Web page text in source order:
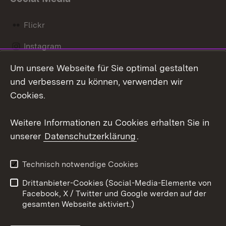
Flickr
Instagram
Social Wall
Barrierefreiheit
Benutzungshinweise
Impressum
Cookies
Um unsere Webseite für Sie optimal gestalten
und verbessern zu können, verwenden wir
Cookies.
Weitere Informationen zu Cookies erhalten Sie in
unserer Datenschutzerklärung.
Technisch notwendige Cookies
Drittanbieter-Cookies (Social-Media-Elemente von
Facebook, X / Twitter und Google werden auf der
gesamten Webseite aktiviert.)